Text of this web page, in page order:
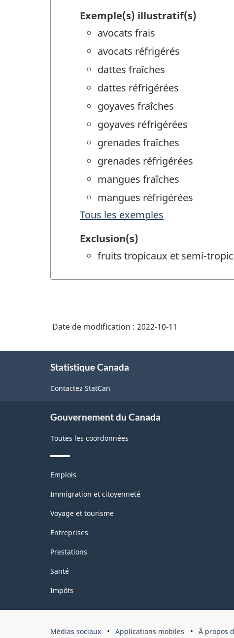
Exemple(s) illustratif(s)
avocats frais
avocats réfrigérés
dattes fraîches
dattes réfrigérées
goyaves fraîches
goyaves réfrigérées
grenades fraîches
grenades réfrigérées
mangues fraîches
mangues réfrigérées
Tous les exemples
Exclusion(s)
fruits tropicaux et semi-
Date de modification : 2022-10-11
Statistique Canada
Contactez StatCan
Gouvernement du Canada
Toutes les coordonnées
Thèmes
sujets
Emplois
Immigration et citoyenneté
Voyage et tourisme
Entreprises
Prestations
Santé
Impôts
Organisation
Médias sociaux Applications mobiles Ã propos